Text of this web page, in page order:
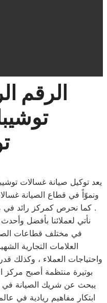
الرقم
يعد توكيل صيانة غسالات
ونموّاً في قطاع الصيانة
. كما نحرص كمركز رائد في
نأتي لعملائنا بأفضل وأحدث
في مختلف قطاعات
العلامات التجارية
واحتياجات العملاء ، وكذلك
بوتيرة منتظمة أصبح مركز
يبحث عن شريك الصيانة في
ابتكار مفاهيم ريادية في